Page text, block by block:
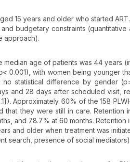
15 years and older who started
budgetary constraints (quantitative
approach).
age of patients was 44 years
0.001), with women being younger
statistical difference by gender
and 28 days after scheduled visit,
Approximately 60% of the 158
they were still in care. Retention
and 78.7% at 60 months. Retention
and older when treatment was
search, presence of social